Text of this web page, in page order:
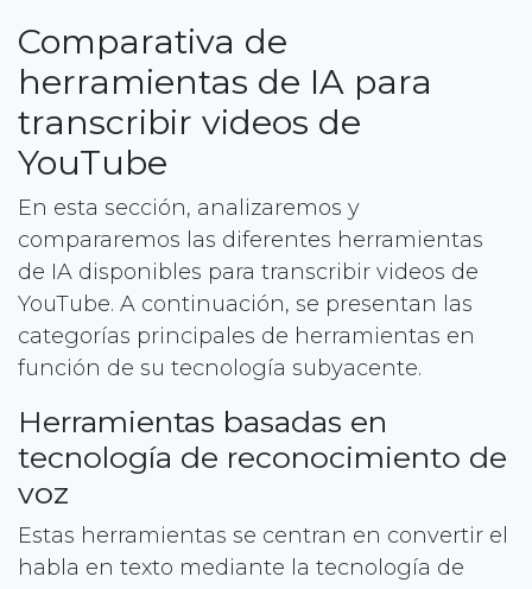
Comparativa de
herramientas de IA para
transcribir videos de
YouTube
En esta sección, analizaremos y
compararemos las diferentes herramientas
de IA disponibles para transcribir videos de
YouTube. A continuación, se presentan las
categorías principales de herramientas en
función de su tecnología subyacente.
Herramientas basadas en
tecnología de reconocimiento de
voz
Estas herramientas se centran en convertir el
habla en texto mediante la tecnología de